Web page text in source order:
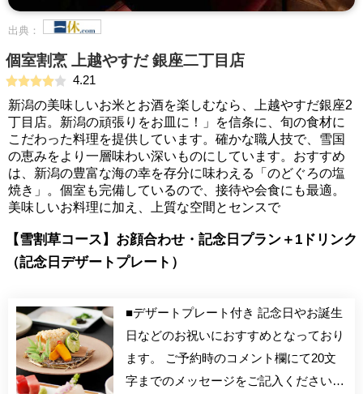
出典：
個室割烹 上越やすだ 銀座二丁目店
4.21
新潟の美味しいお米とお酒を楽しむなら、上越やすだ銀座2
丁目店。新潟の頑張りをお皿に！」を信条に、旬の食材に
こだわった料理を提供しています。確かな職人技で、雪国
の恵みをより一層味わい深いものにしています。おすすめ
は、新潟の豊富な海の幸を存分に味わえる「のどぐろの塩
焼き」。個室も完備しているので、接待や会食にも最適。
美味しいお料理に加え、上質な空間とセンスで
【雪割草コース】お顔合わせ・記念日プラン＋1ドリンク
（記念日デザートプレート）
■デザートプレート付き 記念日やお誕生
日などのお祝いにおすすめとなっており
ます。 ご予約時のコメント欄にて20文
字までのメッセージをご記入ください。